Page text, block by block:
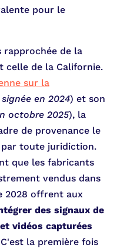
pour le
rapprochée de la
celle de la Californie.
sur la
signée en 2024) et son
octobre 2025), la
de provenance le
par toute juridiction.
que les fabricants
vendus dans
2028 offrent aux
des signaux de
vidéos capturées
la première fois